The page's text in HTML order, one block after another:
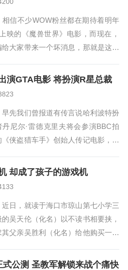
不少WOW粉丝都在期待着明年
映的《魔兽世界》电影，而现在，
给大家带来一个坏消息，那就是这部
都是为了避开超人气英雄电影《蝙蝠
演GTA电影 将扮演R星总裁
我们曾报道有传言说哈利波特扮
丹尼尔·雷德克里夫将会参演BBC拍
《侠盗猎车手》创始人传记电影，扮
这件事情已经从传言变为了事实，丹
却成了孩子的游戏机
，就读于海口市琼山第七小学三
的吴天伦（化名）以不读书相要挟，
其父亲吴胜利（化名）给他购买一部
师推荐的，钱也是交给老师的。目
式公测 圣教军解锁来战个痛快